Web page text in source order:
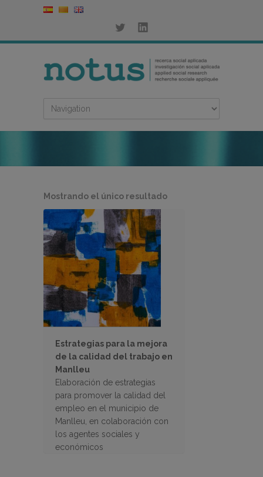
Mostrando el único resultado
Estrategias para la mejora
de la calidad del trabajo en
Manlleu
Elaboración de estrategias
para promover la calidad del
empleo en el municipio de
Manlleu, en colaboración con
los agentes sociales y
económicos